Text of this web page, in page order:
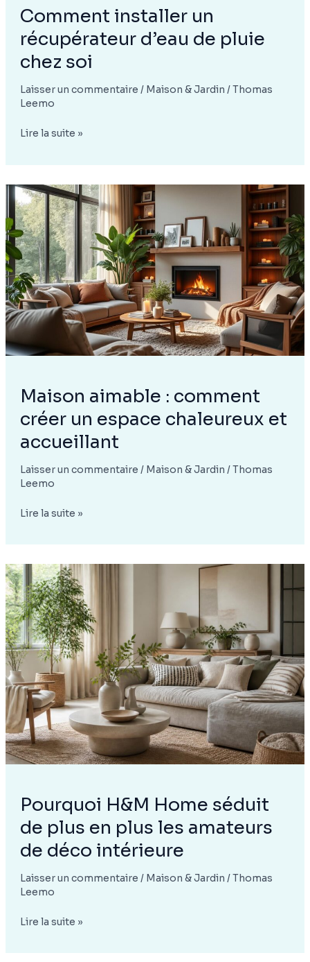
Comment installer un
récupérateur d’eau de pluie
chez soi
Laisser un commentaire / Maison & Jardin /Thomas
Leemo
Comment
récupérateur
d’eau
de
pluie
chez
soi
Lire la suite »
Maison aimable : comment
créer un espace chaleureux et
accueillant
Laisser un commentaire / Maison & Jardin /Thomas
Leemo
Maison
comment
créer
un
espace
chaleureux
et
accueillant
Lire la suite »
Pourquoi H&M Home séduit
de plus en plus les amateurs
de déco intérieure
Laisser un commentaire / Maison & Jardin /Thomas
Leemo
Pourquoi
Lire la suite »